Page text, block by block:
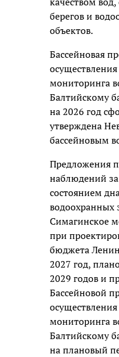
берегов и
объектов.
Бассейновая
осуществления
мониторинга
Балтийскому
на 2026 год
утверждена
бассейновым
Предложения
наблюдений
состоянием
водоохранных
Симагинское
при
бюджета
2027 год,
2029 годов и
Бассейновой
осуществления
мониторинга
Балтийскому
на плановый